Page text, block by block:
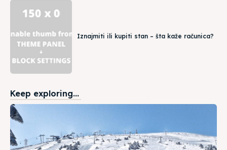
Iznajmiti ili kupiti stan – šta kaže računica?
Keep exploring...